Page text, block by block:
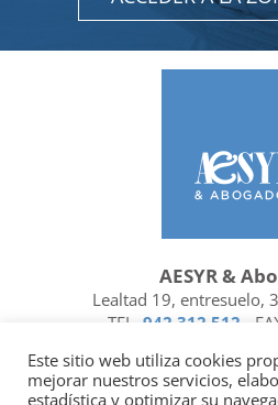
AESYR &
Lealtad 19, entresuelo,
TEL. 942 312 512 -
Este sitio web utiliza cookies
mejorar nuestros servicios,
estadística y optimizar su